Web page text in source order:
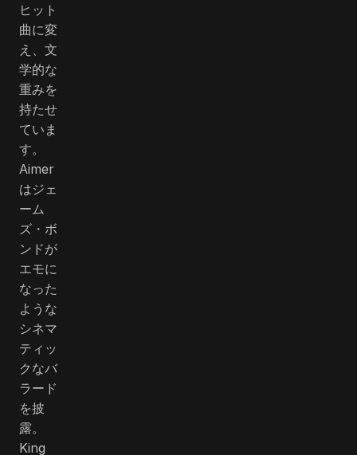
ヒット
曲に変
え、文
学的な
重みを
持たせ
ていま
す。
Aimer
はジェ
ーム
ズ・ボ
ンドが
エモに
なった
ような
シネマ
ティッ
クなバ
ラード
を披
露。
King